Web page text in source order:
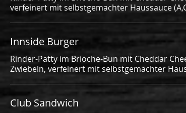
verfeinert mit selbstgemachter Haussauce
Innside Burger
Rinder-Patty im Brioche-Bun mit Cheddar
Zwiebeln, verfeinert mit selbstgemachter
Club Sandwich